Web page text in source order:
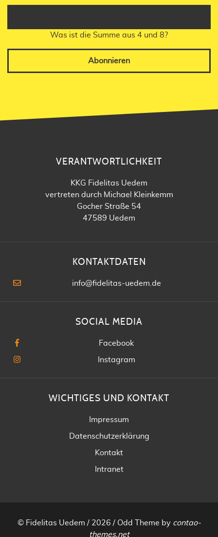
Was ist die Summe aus 4 und 8?
Abonnieren
VERANTWORTLICHKEIT
KKG Fidelitas Uedem
vertreten durch Michael Kleinkemm
Gocher Straße 54
47589 Uedem
KONTAKTDATEN
info@fidelitas-uedem.de
SOCIAL MEDIA
Facebook
Instagram
WICHTIGES UND KONTAKT
Impressum
Datenschutzerklärung
Kontakt
Intranet
© Fidelitas Uedem / 2026 / Odd Theme by contao-
themes.net